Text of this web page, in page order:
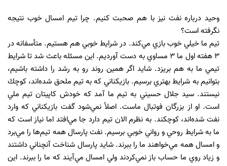
وحيد درباره نفت نيز با هم صحبت كنيم. چرا تيم امسال خوب نتيجه
نگرفته است؟
تيم ما خيلي خوب بازي مي‌كند. در شرايط خوبي هم هستيم. متأسفانه در
3 هفته اول ما 3 مساوي به ‌دست ‌آورديم. اين مسئله باعث شد تا شرايط
تيمي ما به هم بريزد. شايد اگر همين روند رو به رشد را داشته باشيم،
بتوانيم به شرايط بهتري برسيم. بازيكناني كه به تيم ملحق شده‌اند، كوچك
نيستند. سيد جلال حسيني به تيم ما آمد كه خودش كاپيتان تيم ‌ملي
است. او از بزرگان فوتبال ماست. اصلاً نمي‌شود گفت بازيكناني كه وارد
نفت شده‌اند، كوچكند. به نظرم الان تيم دارد جا مي‌افتد اما نياز است كه
ما به شرايط روحي و رواني خوبي برسيم. نفت پارسال همه تيم‌ها را مي‌برد
و امسال همه مي‌خواهند ما را ببرند. شايد پارسال شناخت آنچناني داشتند
و زياد روي ما حساب باز نمي‌كردند ولي امسال مي‌آيند كه ما را ببرند. اين